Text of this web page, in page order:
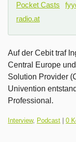
Pocket Casts
radio.at
Auf der Cebit traf
Central Europe
Solution Provider
Univention
Professional.
Kategorien:
Interview, Podcast 0